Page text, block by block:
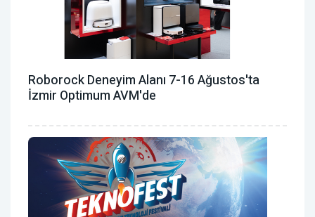
Roborock Deneyim Alanı 7-16 Ağustos'ta
İzmir Optimum AVM'de